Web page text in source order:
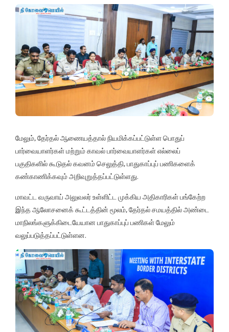
மேலும், தேர்தல் ஆணையத்தால் நியமிக்கப்பட்டுள்ள பொதுப்
பார்வையாளர்கள் மற்றும் காவல் பார்வையாளர்கள் எல்லைப்
பகுதிகளில் கூடுதல் கவனம் செலுத்தி, பாதுகாப்புப் பணிகளைக்
கண்காணிக்கவும் அறிவுறுத்தப்பட்டுள்ளது.
மாவட்ட வருவாய் அலுவலர் உள்ளிட்ட முக்கிய அதிகாரிகள் பங்கேற்ற
இந்த ஆலோசனைக் கூட்டத்தின் மூலம், தேர்தல் சமயத்தில் அண்டை
மாநிலங்களுக்கிடையேயான பாதுகாப்புப் பணிகள் மேலும்
வலுப்படுத்தப்பட்டுள்ளன.